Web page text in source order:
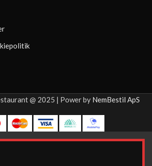
@ 2025 | Power by NemBestil ApS